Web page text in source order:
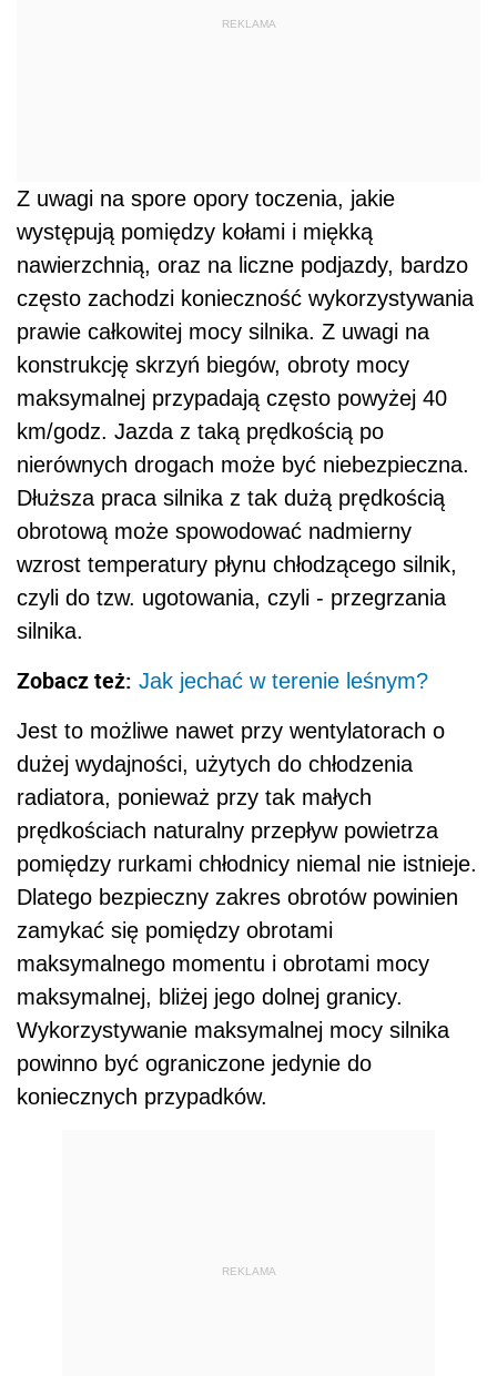
REKLAMA
Z uwagi na spore opory toczenia, jakie
występują pomiędzy kołami i miękką
nawierzchnią, oraz na liczne podjazdy, bardzo
często zachodzi konieczność wykorzystywania
prawie całkowitej mocy silnika. Z uwagi na
konstrukcję skrzyń biegów, obroty mocy
maksymalnej przypadają często powyżej 40
km/godz. Jazda z taką prędkością po
nierównych drogach może być niebezpieczna.
Dłuższa praca silnika z tak dużą prędkością
obrotową może spowodować nadmierny
wzrost temperatury płynu chłodzącego silnik,
czyli do tzw. ugotowania, czyli - przegrzania
silnika.
Zobacz też: Jak jechać w terenie leśnym?
Jest to możliwe nawet przy wentylatorach o
dużej wydajności, użytych do chłodzenia
radiatora, ponieważ przy tak małych
prędkościach naturalny przepływ powietrza
pomiędzy rurkami chłodnicy niemal nie istnieje.
Dlatego bezpieczny zakres obrotów powinien
zamykać się pomiędzy obrotami
maksymalnego momentu i obrotami mocy
maksymalnej, bliżej jego dolnej granicy.
Wykorzystywanie maksymalnej mocy silnika
powinno być ograniczone jedynie do
koniecznych przypadków.
REKLAMA